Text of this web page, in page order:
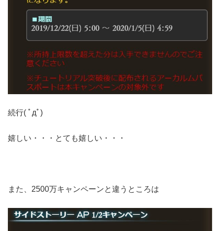
続行( ﾟдﾟ)
嬉しい・・・とても嬉しい・・・
また、2500万キャンペーンと違うところは